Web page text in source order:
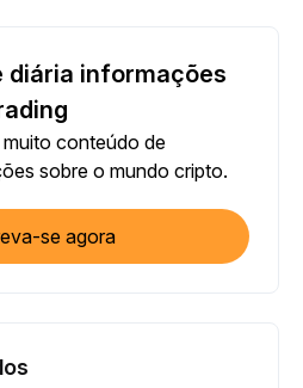
diária informações
conteúdo de
sobre o mundo cripto.
se agora